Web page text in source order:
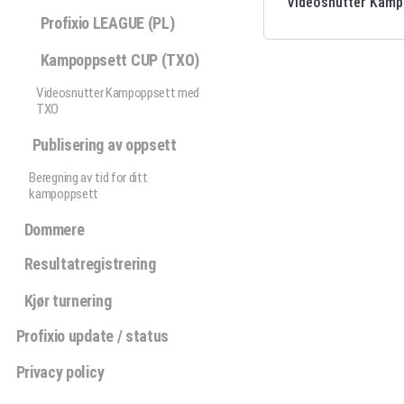
Profixio LEAGUE (PL)
Kampoppsett CUP (TXO)
Videosnutter Kampoppsett med
TXO
Publisering av oppsett
Beregning av tid for ditt
kampoppsett
Dommere
Resultatregistrering
Kjør turnering
Profixio update / status
Privacy policy